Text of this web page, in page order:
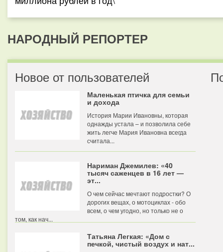
НАРОДНЫЙ РЕПОРТЕР
Новое от пользователей
Маленькая птичка для семьи
и дохода
История Марии Ивановны, которая
однажды устала – и позволила себе
жить легче Мария Ивановна всегда
считала...
Нариман Джемилев: «40
тысяч саженцев в 16 лет —
эт...
О чем сейчас мечтают подростки? О
дорогих вещах, о мотоциклах - обо
всем, о чем угодно, но только не о
том, как нач...
Татьяна Легкая: «Дом с
печкой, чистый воздух и нат...